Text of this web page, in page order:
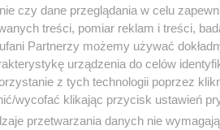
czy dane przeglądania w celu
treści, pomiar reklam i treści,
Partnerzy możemy używać
urządzenia do celów
z tych technologii poprzez
wycofać klikając przycisk ustawień
przetwarzania danych nie